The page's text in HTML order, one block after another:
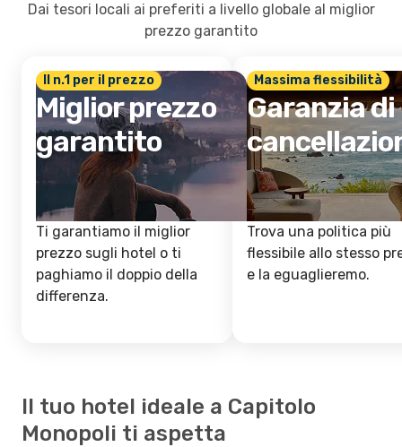
Dai tesori locali ai preferiti a livello globale al miglior
prezzo garantito
Il n.1 per il prezzo
Miglior prezzo
garantito
Ti garantiamo il miglior
prezzo sugli hotel o ti
paghiamo il doppio della
differenza.
Massima flessibilità
Garanzia di
Trova una politica più
flessibile allo stesso
e la eguaglieremo.
Il tuo hotel ideale a Capitolo
Monopoli ti aspetta